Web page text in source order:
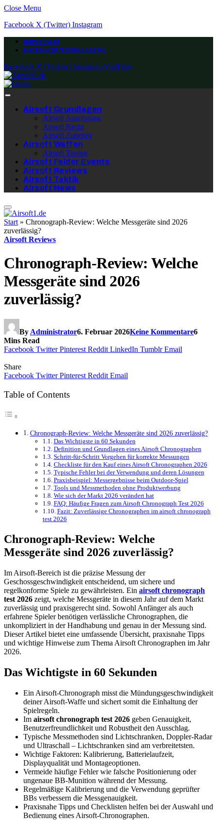
Close Menu
Facebook X (Twitter) Instagram
IMPRESSUM
DATENSCHUTZERKLÄRUNG
Facebook X (Twitter) InstagramYouTube
Airsoft Grundlagen
Airsoft Ausrüstung
Airsoft Recht
Airsoft Zubehör
Airsoft Waffen
Airsoft Tuning
Airsoft Felder Events
Airsoft Reviews
Airsoft Taktik
Airsoft News
Start » Chronograph-Review: Welche Messgeräte sind 2026
zuverlässig?
Airsoft Reviews
Chronograph-Review: Welche
Messgeräte sind 2026
zuverlässig?
By Administrator6. Februar 2026Keine Kommentare6
Mins Read
Facebook Twitter Pinterest Reddit LinkedIn Tumblr Email
Share
Facebook Twitter Pinterest Reddit Email
Table of Contents
Chronograph-Review: Welche Messgeräte sind 2026 zuverlässig?
Das Wichtigste in 60 Sekunden
Definition und Grundlagen eines Airsoft Chronographen
Schritt-für-Schritt Vorgehen für korrekte Messungen
Checkliste für den Kauf eines Airsoft Chronographen 2026
Typische Fehler bei der Verwendung und deren Lösungen
Praxisbeispiel: Messergebnisse beim Outdoor-Spiel
Tools und Messmethoden ohne Produktwerbung
Wie sich der Markt 2026 verändert hat
FAQ: Häufige Fragen zum Airsoft Chronograph Test 2026
Fazit: Zuverlässige Chronographen im airsoft chronograph
test 2026
Chronograph-Review: Welche
Messgeräte sind 2026 zuverlässig?
Im Airsoft-Bereich ist die präzise Messung der
Geschossgeschwindigkeit entscheidend, um sichere und
regelkonforme Spiele zu gewährleisten. Ein airsoft chronograph
test 2026 zeigt, welche Messgeräte in diesem Jahr auf dem Markt
zuverlässig und praxisgerecht sind. Sowohl Anfänger als auch
erfahrene Spieler benötigen verlässliche Chronographen, die
unkompliziert in der Handhabung und genau in der Messung sind.
Dieser Artikel bietet eine umfassende Übersicht, praxisnahe Tipps
und wichtige Hinweise zum Thema Airsoft Chronographen im Jahr
2026.
Das Wichtigste in 60 Sekunden
Ein Airsoft-Chronograph misst die Mündungsgeschwindigkeit
deiner Airsoft-Waffe und sichert somit die Einhaltung der
Spielregeln.
Im airsoft chronograph test 2026 geben Genauigkeit,
Benutzerfreundlichkeit und Robustheit den Ausschlag.
Typische Messmethoden sind Lichtschranken, Doppler-Radar
und Ultraschall – Lichtschranken sind am verbreitetsten.
Wichtige Faktoren: Kalibrierung, Batterielaufzeit,
Displayqualität und Montageoptionen.
Vermeide häufige Fehler wie falsche Positionierung oder
ungenaue BB-Munition während der Messung.
Regelmäßige Kalibrierung und die Verwendung geprüfter
BBs verbessern die Messgenauigkeit.
Praxisnahe Tipps und Checklisten helfen bei der Auswahl und
Bedienung eines Airsoft-Chronographen.